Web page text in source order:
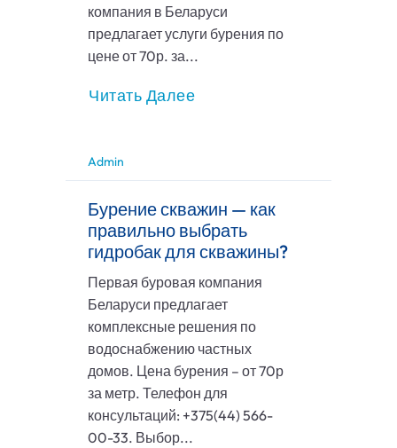
компания в Беларуси
предлагает услуги бурения по
цене от 70р. за...
Читать Далее
Admin
Бурение скважин — как
правильно выбрать
гидробак для скважины?
Первая буровая компания
Беларуси предлагает
комплексные решения по
водоснабжению частных
домов. Цена бурения – от 70р
за метр. Телефон для
консультаций: +375(44) 566-
00-33. Выбор...